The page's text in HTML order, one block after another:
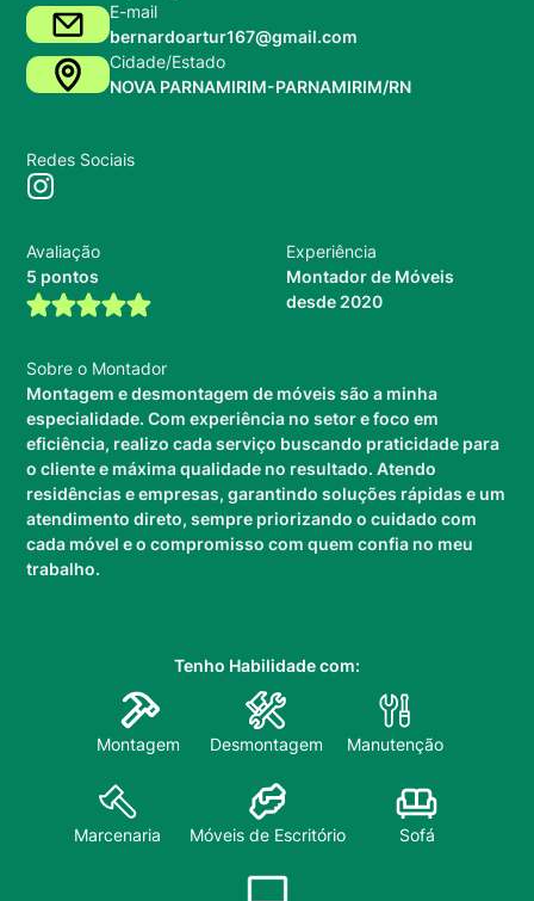
E-mail
bernardoartur167@gmail.com
Cidade/Estado
NOVA PARNAMIRIM-PARNAMIRIM/RN
Redes Sociais
Avaliação
5 pontos
Experiência
Montador de Móveis
desde 2020
Sobre o Montador
Montagem e desmontagem de móveis são a minha
especialidade. Com experiência no setor e foco em
eficiência, realizo cada serviço buscando praticidade para
o cliente e máxima qualidade no resultado. Atendo
residências e empresas, garantindo soluções rápidas e um
atendimento direto, sempre priorizando o cuidado com
cada móvel e o compromisso com quem confia no meu
trabalho.
Tenho Habilidade com:
Montagem Desmontagem Manutenção
Marcenaria Móveis de Escritório Sofá